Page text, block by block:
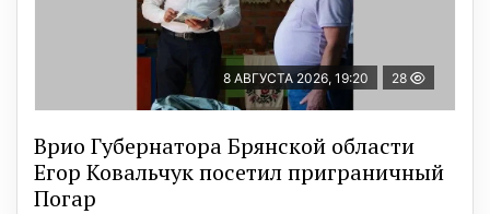
8 АВГУСТА 2026, 19:20 28
Врио Губернатора Брянской области
Егор Ковальчук посетил приграничный
Погар